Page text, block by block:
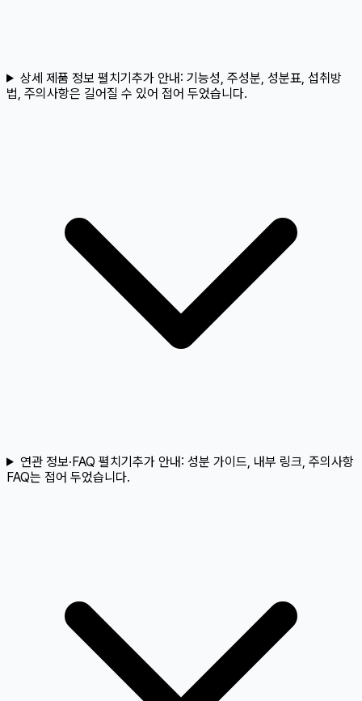
상세 제품 정보 펼치기추가 안내: 기능성, 주성분, 성분표, 섭취방
법, 주의사항은 길어질 수 있어 접어 두었습니다.
연관 정보·FAQ 펼치기추가 안내: 성분 가이드, 내부 링크, 주의사항
FAQ는 접어 두었습니다.